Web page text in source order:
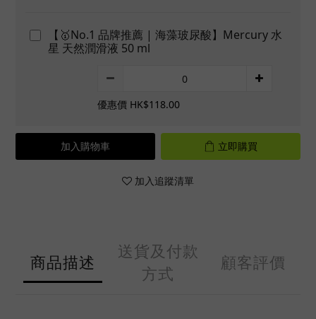
【🥇No.1 品牌推薦 | 海藻玻尿酸】Mercury 水
星 天然潤滑液 50 ml
優惠價 HK$118.00
加入購物車 立即購買
加入追蹤清單
商品描述
送貨及付款
方式
顧客評價